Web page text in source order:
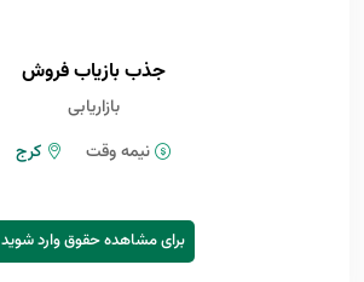
جذب بازیاب فروش
بازاریابی
نیمه وقت
کرج
برای مشاهده حقوق وارد شوید